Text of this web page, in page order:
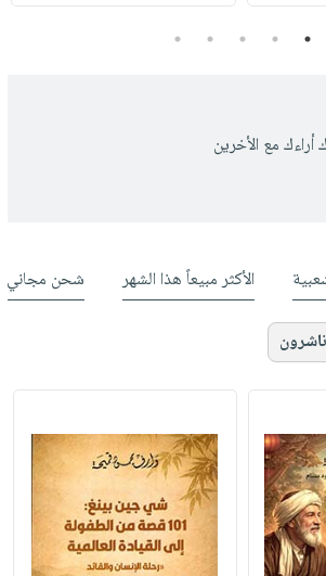
1
2
3
4
5
أراءك مع الأخرين
الأكثر مبيعاً هذا الشهر شحن مجاني
ناشرون